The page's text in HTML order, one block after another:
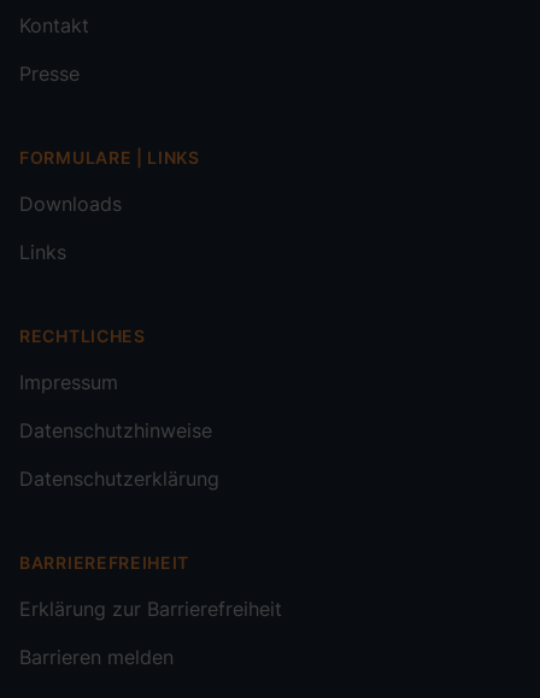
Kontakt
Presse
FORMULARE | LINKS
Downloads
Links
RECHTLICHES
Impressum
Datenschutzhinweise
Datenschutzerklärung
BARRIEREFREIHEIT
Erklärung zur Barrierefreiheit
Barrieren melden